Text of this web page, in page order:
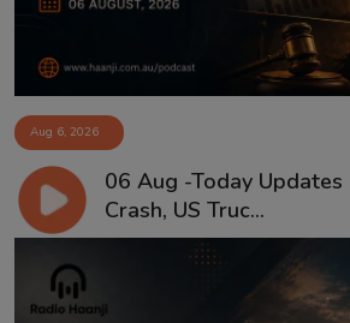
Aug 6, 2026
06 Aug -Today
Crash, US Truc...